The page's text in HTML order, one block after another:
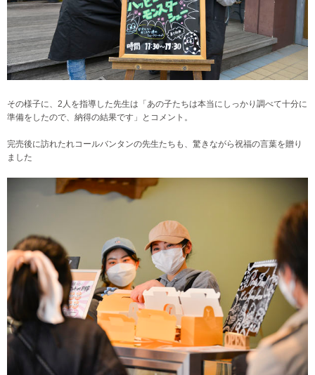
その様子に、2人を指導した先生は「あの子たちは本当にしっかり調べて十分に
準備をしたので、納得の結果です」とコメント。
完売後に訪れたれコールバンタンの先生たちも、驚きながら祝福の言葉を贈り
ました